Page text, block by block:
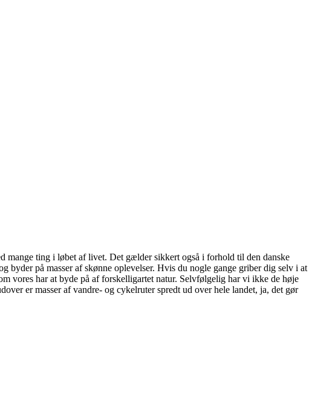
mange ting i løbet af livet. Det gælder sikkert også i forhold til den danske
byder på masser af skønne oplevelser. Hvis du nogle gange griber dig selv i at
vores har at byde på af forskelligartet natur. Selvfølgelig har vi ikke de høje
er masser af vandre- og cykelruter spredt ud over hele landet, ja, det gør